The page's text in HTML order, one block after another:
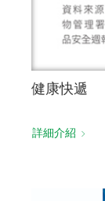
健康快遞
詳細介紹